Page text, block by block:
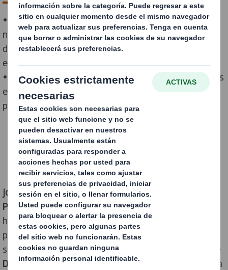
• Con una inyección de 11,35 millones de euros, las
nuevas instalaciones de 17.000 metros cuadrados
destacan por su construcción sostenible y eficiencia
energética
• La ampliación de la planta abre nuevas oportunidades
en el mercado gallego y en la zona noroeste de la
península
José Carlos Vidal, alcalde de A Pobra do Caramiñal, y
Patricia Lojo, concelleira de Relacións Institucionais,
han visitado a las obras de ampliación de la planta de
producción que DS Smith, compañía líder en
sostenible, tiene en la localidad coruñesa. Las obras de
DS SmithCartogal, cuya finalización está prevista para